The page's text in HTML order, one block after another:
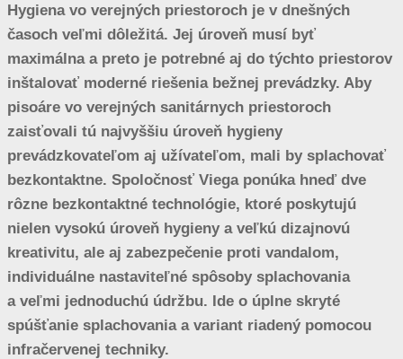
Hygiena vo verejných priestoroch je v dnešných
časoch veľmi dôležitá. Jej úroveň musí byť
maximálna a preto je potrebné aj do týchto priestorov
inštalovať moderné riešenia bežnej prevádzky. Aby
pisoáre vo verejných sanitárnych priestoroch
zaisťovali tú najvyššiu úroveň hygieny
prevádzkovateľom aj užívateľom, mali by splachovať
bezkontaktne. Spoločnosť Viega ponúka hneď dve
rôzne bezkontaktné technológie, ktoré poskytujú
nielen vysokú úroveň hygieny a veľkú dizajnovú
kreativitu, ale aj zabezpečenie proti vandalom,
individuálne nastaviteľné spôsoby splachovania
a veľmi jednoduchú údržbu. Ide o úplne skryté
spúšťanie splachovania a variant riadený pomocou
infračervenej techniky.